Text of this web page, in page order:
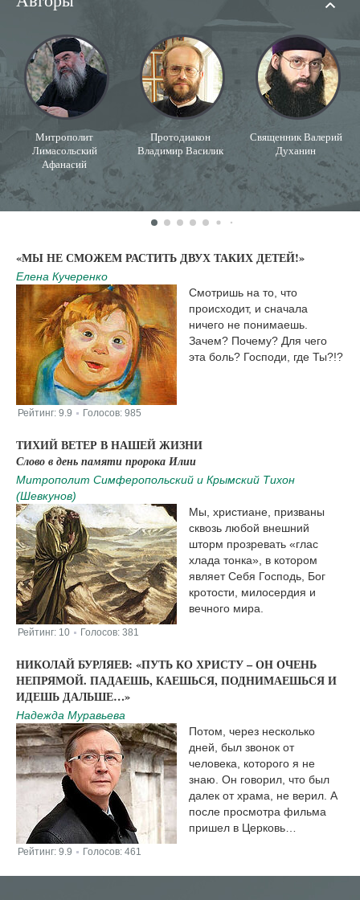
Митрополит
Лимасольский
Афанасий
Протодиакон
Владимир Василик
Священник Валерий
Духанин
«МЫ НЕ СМОЖЕМ РАСТИТЬ ДВУХ ТАКИХ ДЕТЕЙ!»
Елена Кучеренко
Рейтинг: 9.9 Голосов: 985
Смотришь на то, что
происходит, и сначала
ничего не понимаешь.
Зачем? Почему? Для чего
эта боль? Господи, где Ты?!?
ТИХИЙ ВЕТЕР В НАШЕЙ ЖИЗНИ
Слово в день памяти пророка Илии
Митрополит Симферопольский и Крымский Тихон
(Шевкунов)
Рейтинг: 10 Голосов: 381
Мы, христиане, призваны
сквозь любой внешний
шторм прозревать «глас
хлада тонка», в котором
являет Себя Господь, Бог
кротости, милосердия и
вечного мира.
НИКОЛАЙ БУРЛЯЕВ: «ПУТЬ КО ХРИСТУ – ОН ОЧЕНЬ
НЕПРЯМОЙ. ПАДАЕШЬ, КАЕШЬСЯ, ПОДНИМАЕШЬСЯ И
ИДЕШЬ ДАЛЬШЕ…»
Надежда Муравьева
Рейтинг: 9.9 Голосов: 461
Потом, через несколько
дней, был звонок от
человека, которого я не
знаю. Он говорил, что был
далек от храма, не верил. А
после просмотра фильма
пришел в Церковь…